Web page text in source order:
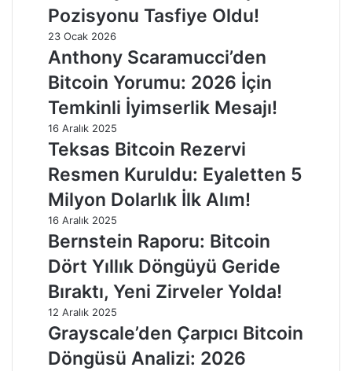
Pozisyonu Tasfiye Oldu!
23 Ocak 2026
Anthony Scaramucci’den
Bitcoin Yorumu: 2026 İçin
Temkinli İyimserlik Mesajı!
16 Aralık 2025
Teksas Bitcoin Rezervi
Resmen Kuruldu: Eyaletten 5
Milyon Dolarlık İlk Alım!
16 Aralık 2025
Bernstein Raporu: Bitcoin
Dört Yıllık Döngüyü Geride
Bıraktı, Yeni Zirveler Yolda!
12 Aralık 2025
Grayscale’den Çarpıcı Bitcoin
Döngüsü Analizi: 2026